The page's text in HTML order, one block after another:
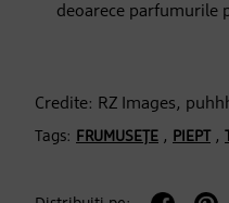
deoarece parfumurile
Credite: RZ Images,
Tags: FRUMUSEȚE , PIEPT ,